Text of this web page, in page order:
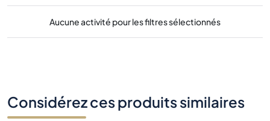
Aucune activité pour les filtres sélectionnés
Considérez ces produits similaires